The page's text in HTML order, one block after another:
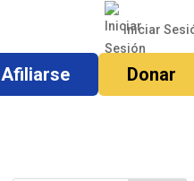
Iniciar
Afiliarse Donar